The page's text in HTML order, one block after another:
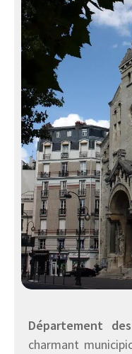
Département
charmant